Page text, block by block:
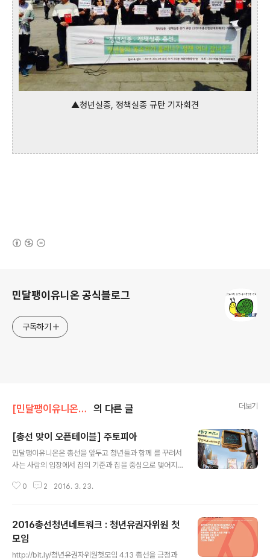
▲청년실종, 정책실종 규탄 기자회견
민달팽이유니온 공식블로그
구독하기
[민달팽이유니온]/* 공지사항 의 다른 글 더보기
[총선 맞이 오픈테이블] 주토피아
민달팽이유니온은 총선을 앞두고 청년들과 함께 를 꾸려서
사는 사람의 입장에서 집의 기준과 집을 중심으로 맺어지
제안하고 있습니다. 오픈테이블로 를 열어 보드게임을 통
서 사는 사람 중심으로 패러다임을 전환시키는 자리에 함
께 해주세요. 4월 1일(금) 저녁 7시 청년허브 세미나실 신
청 ▶ http://bit.ly/주토피아참가신청
0 2 2016. 3. 23.
2016총선청년네트워크 : 청년유권자위원 첫
모임
http://bit.ly/청년유권자위원첫모임 4.13 총선을 긍정과